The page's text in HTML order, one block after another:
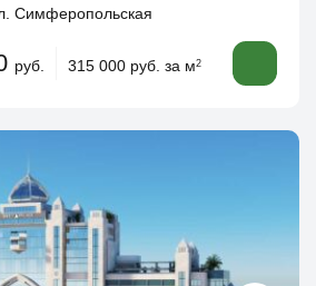
Симферопольская
руб. 315 000 руб. за м2